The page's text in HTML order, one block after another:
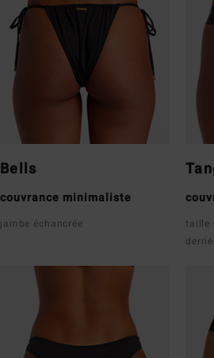
Bells
couvrance minimaliste
jambe échancrée
taille